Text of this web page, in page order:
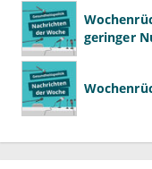
geringer